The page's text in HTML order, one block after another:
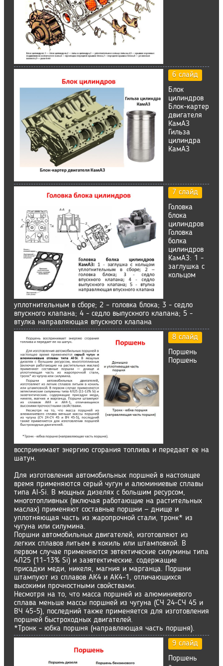
6 слайд
Блок
цилиндров
Блок-картер
двигателя
КамАЗ
Гильза
цилиндра
КамАЗ
7 слайд
Головка
блока
цилиндров
Головка
болка
цилиндров
КамАЗ: 1 -
заглушка с
кольцом
уплотнительным в сборе; 2 – головка блока; 3 - седло
впускного клапана; 4 - седло выпускного клапана; 5 -
втулка направляющая впускного клапана
8 слайд
Поршень
Поршень
воспринимает энергию сгорания топлива и передает ее на
шатун.
Для изготовления автомобильных поршней в настоящее
время применяются серый чугун и алюминиевые сплавы
типа Al-Si. В мощных дизелях с большим ресурсом,
многотопливных (включая работающие на растительных
маслах) применяют составные поршни — днище и
уплотняющая часть из жаропрочной стали, тронк* из
чугуна или силумина.
Поршни автомобильных двигателей, изготовляют из
легких сплавов литьем в кокиль или штамповкой. В
первом случае применяются эвтектические силумины типа
4Л25 (11-13% Si) и заэвтектические. содержащие
присадки меди, никеля, магния и марганца. Поршни
штампуют из сплавов АК4 и АК4-1, отличающихся
высокими прочностными свойствами.
Несмотря на то, что масса поршней из алюминиевого
сплава меньше массы поршней из чугуна (СЧ 24-СЧ 45 и
ВЧ 45-5), последний также применяется для изготовления
поршней быстроходных двигателей.
*Тронк - юбка поршня (направляющая часть поршня).
9 слайд
Поршень